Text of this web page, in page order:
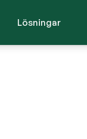
Lösningar